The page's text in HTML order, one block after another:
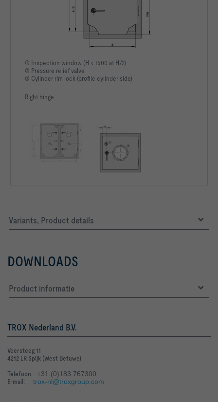
① Inspection window (H < 1500 at H/2)
② Pressure relief valve
③ Cylinder rim lock (profile cylinder side)
Right hinge
Variants, Product details
DOWNLOADS
Product informatie
TROX Nederland B.V.
Veersteeg 11
4212 LR Spijk (West Betuwe)
Telefoon: +31 (0)183 767300
E-mail: trox-nl@troxgroup.com